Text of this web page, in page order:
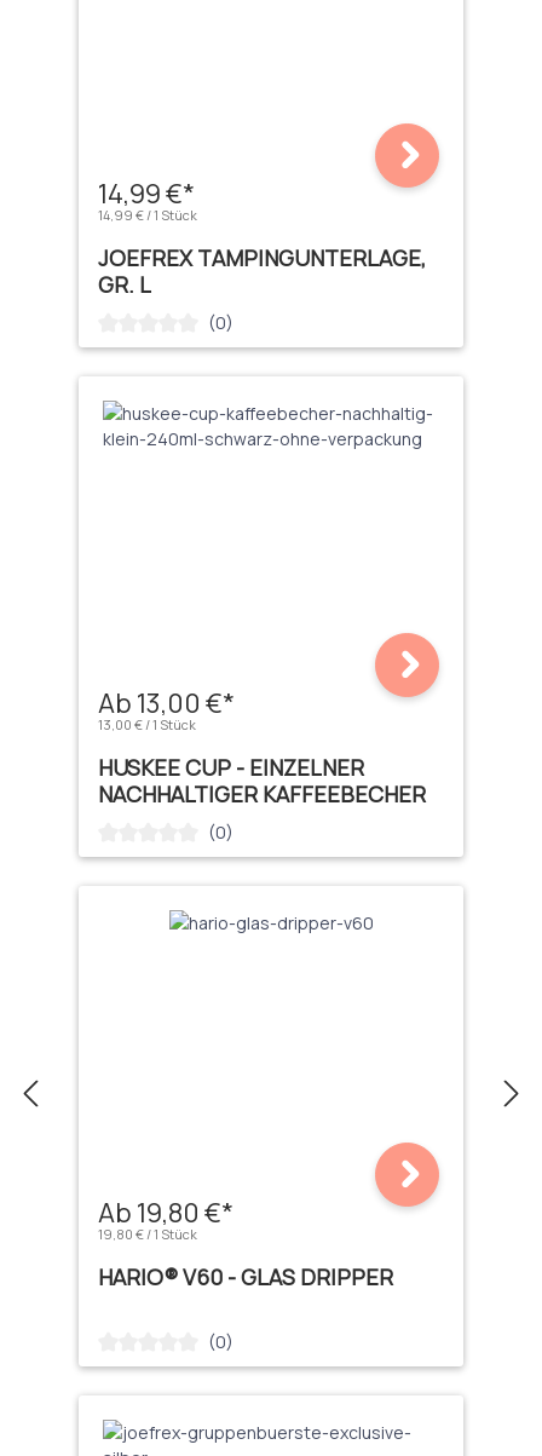
14,99 €*
14,99 € / 1 Stück
JOEFREX TAMPINGUNTERLAGE,
GR. L
Durchschnittliche Bewertung von 0 von 5 Sternen
(0)
Ab 13,00 €*
13,00 € / 1 Stück
HUSKEE CUP - EINZELNER
NACHHALTIGER KAFFEEBECHER
Durchschnittliche Bewertung von 0 von 5 Sternen
(0)
Ab 19,80 €*
19,80 € / 1 Stück
HARIO® V60 - GLAS DRIPPER
Durchschnittliche Bewertung von 0 von 5 Sternen
(0)